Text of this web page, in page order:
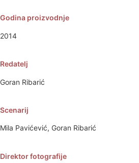
Godina proizvodnje
2014
Redatelj
Goran Ribarić
Scenarij
Mila Pavićević, Goran Ribarić
Direktor fotografije